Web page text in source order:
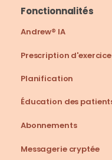
Fonctionnalités
Prescription
Planification
Éducation des
Andrew® IA
Messagerie cryptée
Abonnements